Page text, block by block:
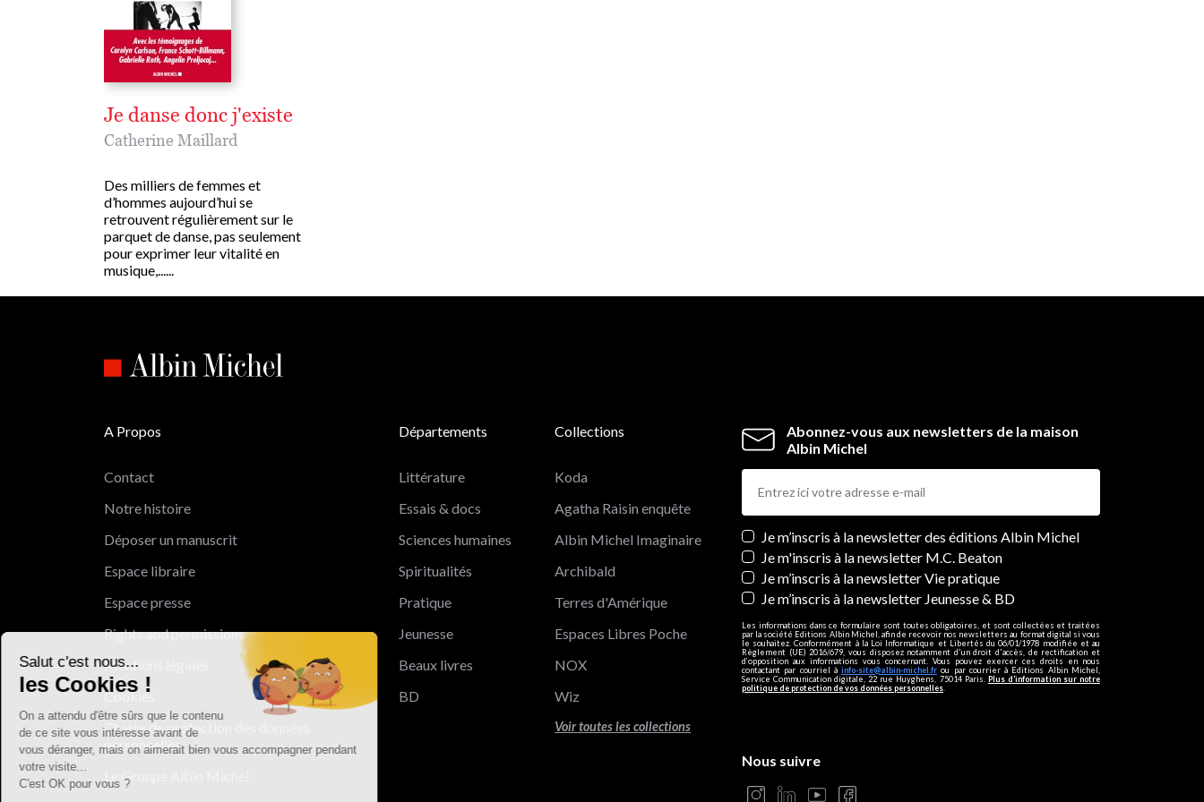
Salut c'est nous...
les Cookies !
On a attendu d'être sûrs que le contenu
de ce site vous intéresse avant de
vous déranger, mais on aimerait bien vous accompagner pendant
votre visite...
C'est OK pour vous ?
Je danse donc j'existe
Catherine Maillard
Des milliers de femmes et
d’hommes aujourd’hui se
retrouvent régulièrement sur le
parquet de danse, pas seulement
pour exprimer leur vitalité en
musique,......
Abonnez-vous aux newsletters de la maison
Albin Michel
Newsletters
Je m’inscris à la newsletter des éditions Albin Michel
Je m'inscris à la newsletter M.C. Beaton
Je m’inscris à la newsletter Vie pratique
Je m’inscris à la newsletter Jeunesse & BD
Les informations dans ce formulaire sont toutes obligatoires, et sont collectées et traitées
par la société Editions Albin Michel, afin de recevoir nos newsletters au format digital si vous
le souhaitez. Conformément à la Loi Informatique et Libertés du 06/01/1978 modifiée et au
Règlement (UE) 2016/679, vous disposez notamment d'un droit d'accès, de rectification et
d’opposition aux informations vous concernant. Vous pouvez exercer ces droits en nous
contactant par courriel àinfo-site@albin-michel.fr ou par courrier à Editions Albin Michel,
Service Communication digitale, 22 rue Huyghens, 75014 Paris. Plus d’information sur notre
politique de protection de vos données personnelles
A Propos
Contact
Notre histoire
Déposer un manuscrit
Espace libraire
Espace presse
Rights and permissions
Mentions légales
Cookies
Charte de protection des données
personnelles
Le Groupe Albin Michel
Départements
Littérature
Essais & docs
Sciences humaines
Spiritualités
Pratique
Jeunesse
Beaux livres
BD
Collections
Koda
Agatha Raisin enquête
Albin Michel Imaginaire
Archibald
Terres d'Amérique
Espaces Libres Poche
NOX
Wiz
Voir toutes les collections
Nous suivre